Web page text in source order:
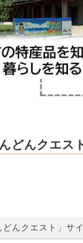
どんクエス
どんクエスト」サ